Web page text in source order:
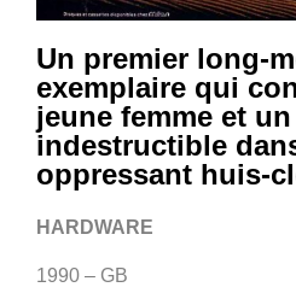
Un premier long-
exemplaire qui
jeune femme et
indestructible
oppressant huis-
HARDWARE
1990 – GB